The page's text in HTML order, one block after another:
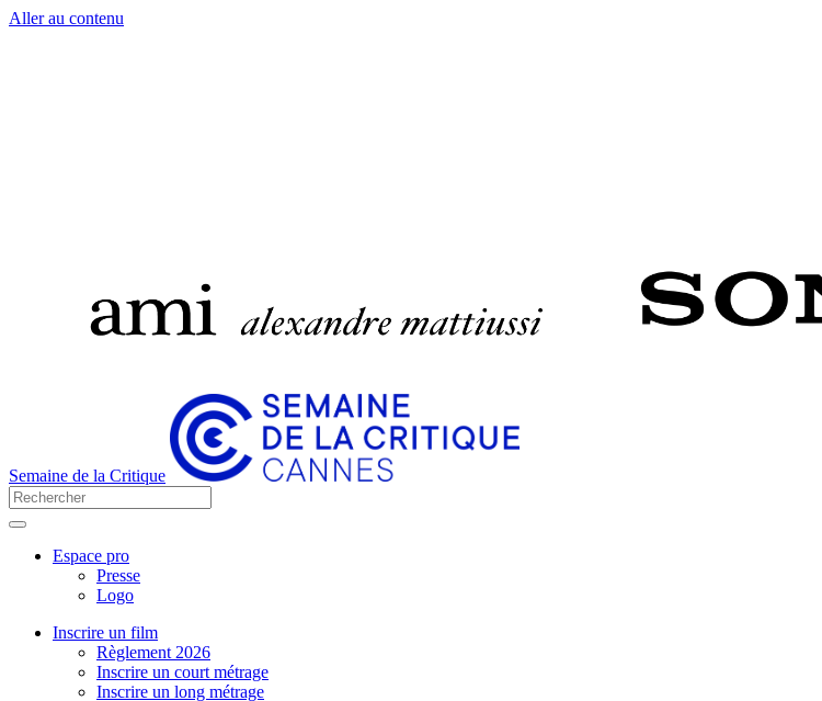
Aller au contenu
Semaine de la Critique
Espace pro
Presse
Logo
Inscrire un film
Règlement 2026
Inscrire un court métrage
Inscrire un long métrage